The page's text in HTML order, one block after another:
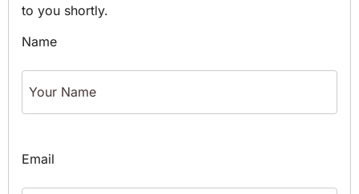
to you shortly.
Name
Email